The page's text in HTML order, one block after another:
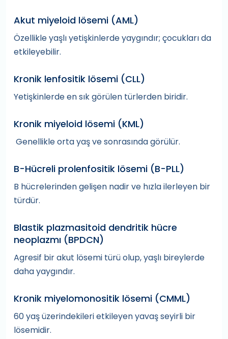
Akut miyeloid lösemi (AML)
Özellikle yaşlı yetişkinlerde yaygındır; çocukları da
etkileyebilir.
Kronik lenfositik lösemi (CLL)
Yetişkinlerde en sık görülen türlerden biridir.
Kronik miyeloid lösemi (KML)
Genellikle orta yaş ve sonrasında görülür.
B-Hücreli prolenfositik lösemi (B-PLL)
B hücrelerinden gelişen nadir ve hızla ilerleyen bir
türdür.
Blastik plazmasitoid dendritik hücre
neoplazmı (BPDCN)
Agresif bir akut lösemi türü olup, yaşlı bireylerde
daha yaygındır.
Kronik miyelomonositik lösemi (CMML)
60 yaş üzerindekileri etkileyen yavaş seyirli bir
lösemidir.